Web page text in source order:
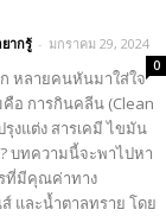
ากรู้ - มกราคม 29, 2024
0
หลายคนหันมาใส่ใจ
อ การกินคลีน (Clean
งแต่ง สารเคมี ไขมัน
บทความนี้จะพาไปหา
ที่มีคุณค่าทาง
และน้ำตาลทราย โดย